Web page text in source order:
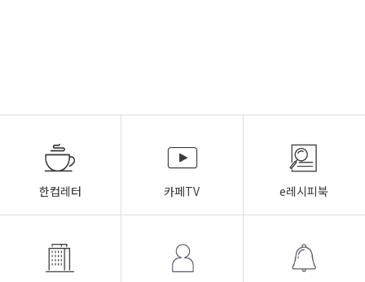
한컵레터 카페TV e레시피북